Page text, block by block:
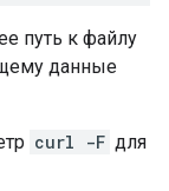
путь к файлу
данные
curl -F для